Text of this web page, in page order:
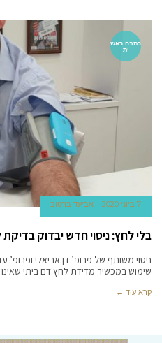
כתבה ראש
ית
7 ביוני 2020 אביעד ברטוב
בלי לחץ: ניסוי חדש יבדוק
ניסוי משותף של פרופ’ דן אריאלי
שימוש במכשיר מדידת לחץ דם ביתי שאינו
קרא עוד ←